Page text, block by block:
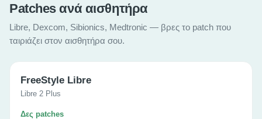
Patches ανά αισθητήρα
Libre, Dexcom, Sibionics, Medtronic — βρες το patch που
ταιριάζει στον αισθητήρα σου.
FreeStyle Libre
Libre 2 Plus
Δες patches